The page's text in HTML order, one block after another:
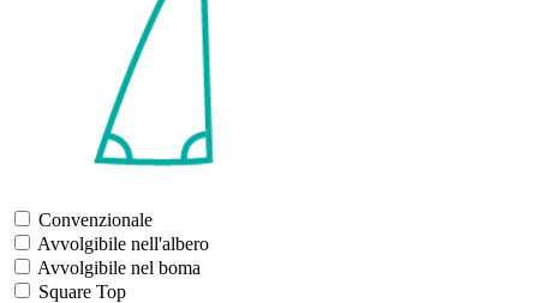
Convenzionale
Avvolgibile nell'albero
Avvolgibile nel boma
Square Top